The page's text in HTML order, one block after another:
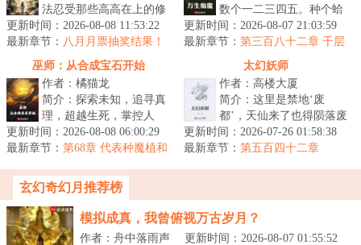
法忍受那些高高在上的修
行者。”“他们与我们不
同，我们的情感无法共
通，我们的...
更新时间：2026-08-08 11:53:22
最新章节： 八月月票抽奖结果！
数个一二三四五。种个蛤
蟆变火车，种颗毛豆变老
虎。种出一身好手艺，一
生享福不受...
更新时间：2026-08-07 21:03:59
最新章节： 第三百八十二章 千层
巫师：从合成宝石开始
作者：橘猫龙
简介：探索未知，追寻真
理，超越生死，掌控人
心，是为巫师。在这个资
源相对匮乏的巫师世界之
更新时间：2026-08-08 06:00:29
最新章节： 第68章 代表种魔植和
太幻妖师
作者：高楼大厦
简介：这里是禁地‘废
都’，天仙来了也得陨落废
都里有一个村名为‘桃
源’，这里住着一群吃人的
更新时间：2026-07-26 01:58:38
最新章节： 第五百四十二章
玄幻奇幻月推荐榜
模拟成真，我曾俯视万古岁月？
作者：舟中落雨声
更新时间：2026-08-07 01:55:52